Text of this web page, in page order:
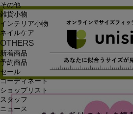
その他
雑貨小物
インテリア小物
ネイルケア
OTHERS
新着商品
予約商品
セール
コーディネート
ショップリスト
スタッフ
ニュース